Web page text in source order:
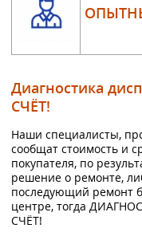
Диагностика
СЧЁТ!
Наши специалисты,
сообщат стоимость и
покупателя, по
решение о ремонте,
последующий ремонт
центре, тогда
СЧЁТ!